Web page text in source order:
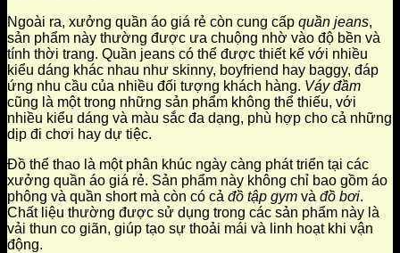
Ngoài ra, xưởng quần áo giá rẻ còn cung cấp quần jeans,
sản phẩm này thường được ưa chuộng nhờ vào độ bền và
tính thời trang. Quần jeans có thể được thiết kế với nhiều
kiểu dáng khác nhau như skinny, boyfriend hay baggy, đáp
ứng nhu cầu của nhiều đối tượng khách hàng. Váy đầm
cũng là một trong những sản phẩm không thể thiếu, với
nhiều kiểu dáng và màu sắc đa dạng, phù hợp cho cả những
dịp đi chơi hay dự tiệc.
Đồ thể thao là một phân khúc ngày càng phát triển tại các
xưởng quần áo giá rẻ. Sản phẩm này không chỉ bao gồm áo
phông và quần short mà còn có cả đồ tập gym và đồ bơi.
Chất liệu thường được sử dụng trong các sản phẩm này là
vải thun co giãn, giúp tạo sự thoải mái và linh hoạt khi vận
động.